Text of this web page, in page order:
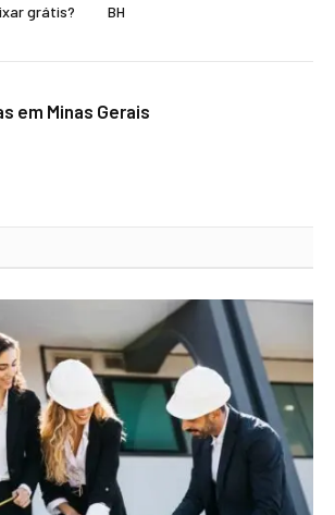
grátis?
BH
em Minas Gerais